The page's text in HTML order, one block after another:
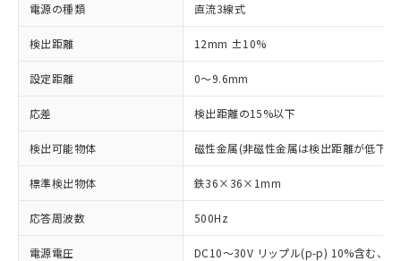
電源の種類 直流3線式
検出距離 12mm ±10%
設定距離 0～9.6mm
応差 検出距離の15%以下
検出可能物体 磁性金属(非磁性金属は検出距離が低下し
標準検出物体 鉄36×36×1mm
応答周波数 500Hz
電源電圧 DC10～30V リップル(p-p) 10%含む、